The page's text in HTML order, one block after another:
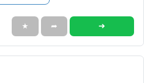
★ ➦ ➜